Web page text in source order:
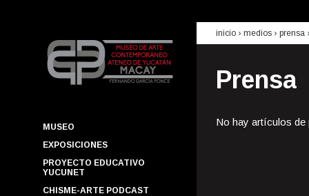
MUSEO
EXPOSICIONES
PROYECTO EDUCATIVO
YUCUNET
CHISME-ARTE PODCAST
inicio › medios › prensa
Prensa
No hay artículos de